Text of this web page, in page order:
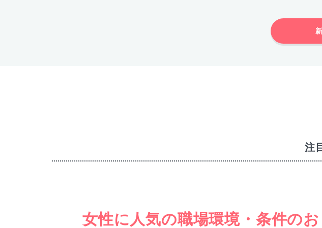
注
女性に人気の職場環境・条件のお